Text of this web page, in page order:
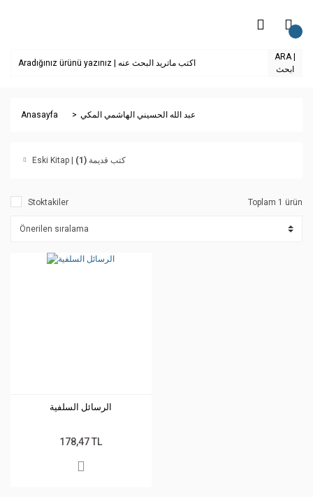
ARA |
ابحث
Anasayfa عبد الله الحسيني الهاشمي المكي
Eski Kitap | كتب قديمة(1)
Stoktakiler Toplam 1 ürün
الرسائل السلفية
178,47 TL